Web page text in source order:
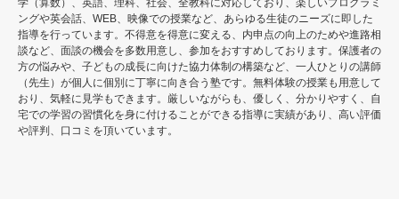
ングや英会話、WEB、映像での授業など、あらゆる生徒のニーズに即した
指導を行っています。不得意を得意に変える、内申点の向上のためや進路相
談など、面談の機会を多数用意し、参加をおすすめしております。保護者の
方の悩みや、子どもの成長に向けた協力体制の構築など、一人ひとりの講師
（先生）が個人に個別に丁寧に向き合う塾です。無料体験の授業も用意して
おり、気軽に見学もできます。厳しいながらも、優しく、分かりやすく、自
宅での学習の習慣化を身に付けることができる指導に実績があり、高い評価
や評判、口コミを頂いています。